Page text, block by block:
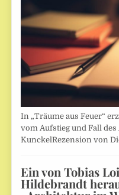
In „Träume aus Feuer“
vom Aufstieg und Fall
KunckelRezension von
Ein von Tobias
Hildebrandt